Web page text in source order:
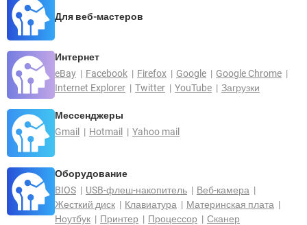
Для веб-мастеров
Интернет
eBay
Facebook Firefox Google
Google Chrome
Internet Explorer
Twitter YouTube Загрузки
Мессенджеры
Gmail
Hotmail Yahoo mail
Оборудование
BIOS
USB-флеш-накопитель
Веб-камера
Жесткий диск
Клавиатура
Материнская плата
Ноутбук
Принтер Процессор Сканер